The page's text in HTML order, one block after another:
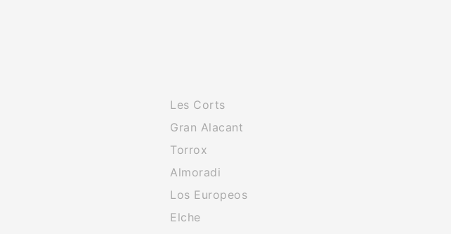
Les Corts
Gran Alacant
Torrox
Almoradi
Los Europeos
Elche